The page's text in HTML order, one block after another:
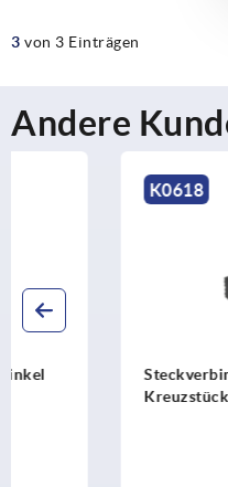
3 von 3 Einträgen
Andere
Steckverbinder-